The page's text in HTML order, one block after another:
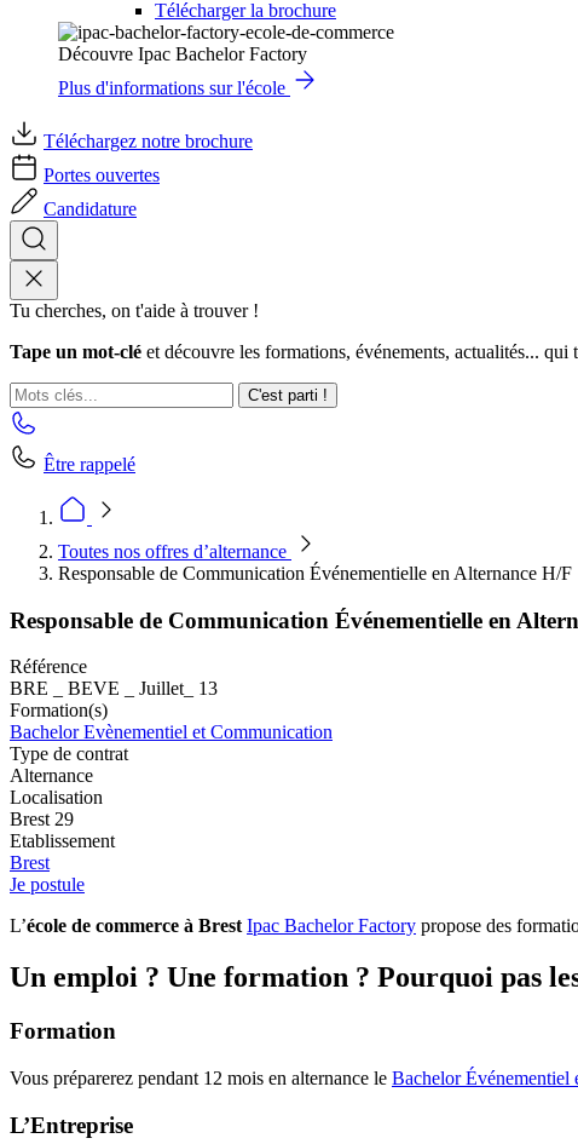
Télécharger la brochure
Découvre Ipac Bachelor Factory
Plus d'informations sur l'école
Téléchargez notre brochure
Portes ouvertes
Candidature
Tu cherches, on t'aide à trouver !
Tape un mot-clé et découvre les formations, événements, actualités... qui
C'est parti !
Être rappelé
Toutes nos offres d’alternance
Responsable de Communication Événementielle en Alternance H/F
Responsable de Communication Événementielle en
Référence
BRE _ BEVE _ Juillet_ 13
Formation(s)
Bachelor Evènementiel et Communication
Type de contrat
Alternance
Localisation
Brest 29
Etablissement
Brest
Je postule
L’école de commerce à Brest Ipac Bachelor Factory propose des
Un emploi ? Une formation ? Pourquoi pas
Formation
Vous préparerez pendant 12 mois en alternance le Bachelor Événementiel
L’Entreprise